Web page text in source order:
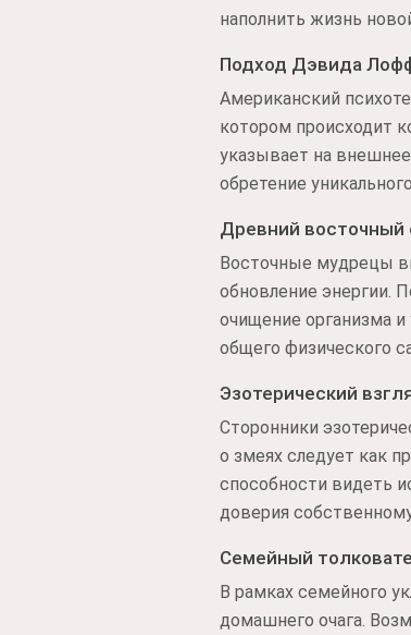
наполнить жизнь
Подход Дэвида
Американский
котором происходит
указывает на
обретение
Древний восточный
Восточные мудрецы
обновление энергии.
очищение организма
общего физического
Эзотерический
Сторонники
о змеях следует как
способности видеть
доверия
Семейный
В рамках семейного
домашнего очага.